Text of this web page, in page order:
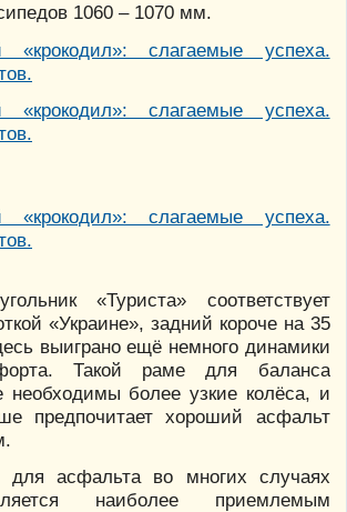
1060 – 1070 мм.
«Туриста» соответствует
«Украине», задний короче на 35
выиграно ещё немного динамики
Такой раме для баланса
необходимы более узкие колёса, и
предпочитает хороший асфальт
асфальта во многих случаях
наиболее приемлемым